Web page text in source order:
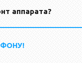
аппарата?